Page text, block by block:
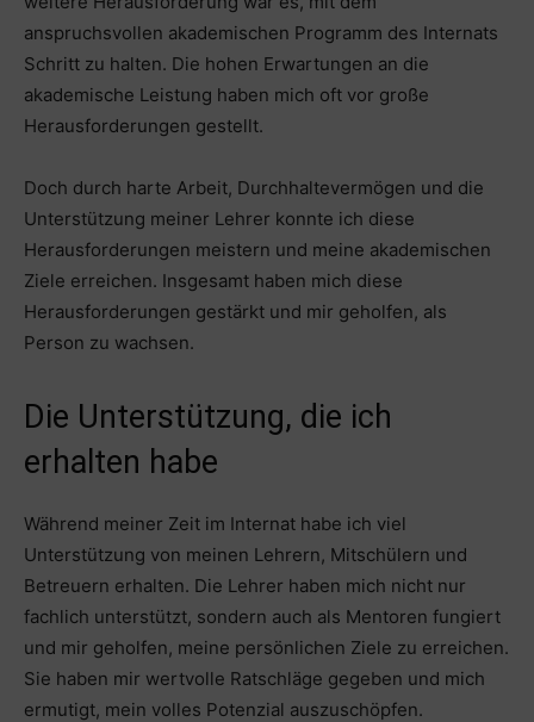
anspruchsvollen akademischen Programm des Internats
Schritt zu halten. Die hohen Erwartungen an die
akademische Leistung haben mich oft vor große
Herausforderungen gestellt.
Doch durch harte Arbeit, Durchhaltevermögen und die
Unterstützung meiner Lehrer konnte ich diese
Herausforderungen meistern und meine akademischen
Ziele erreichen. Insgesamt haben mich diese
Herausforderungen gestärkt und mir geholfen, als
Person zu wachsen.
Die Unterstützung, die ich
erhalten habe
Während meiner Zeit im Internat habe ich viel
Unterstützung von meinen Lehrern, Mitschülern und
Betreuern erhalten. Die Lehrer haben mich nicht nur
fachlich unterstützt, sondern auch als Mentoren fungiert
und mir geholfen, meine persönlichen Ziele zu erreichen.
Sie haben mir wertvolle Ratschläge gegeben und mich
ermutigt, mein volles Potenzial auszuschöpfen.